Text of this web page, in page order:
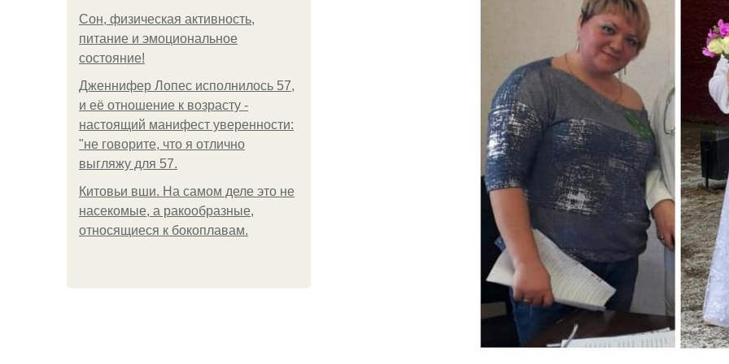
Сон, физическая активность,
питание и эмоциональное
состояние!
Дженнифер Лопес исполнилось 57,
и её отношение к возрасту -
настоящий манифест уверенности:
"не говорите, что я отлично
выгляжу для 57.
Китовьи вши. На самом деле это не
насекомые, а ракообразные,
относящиеся к бокоплавам.